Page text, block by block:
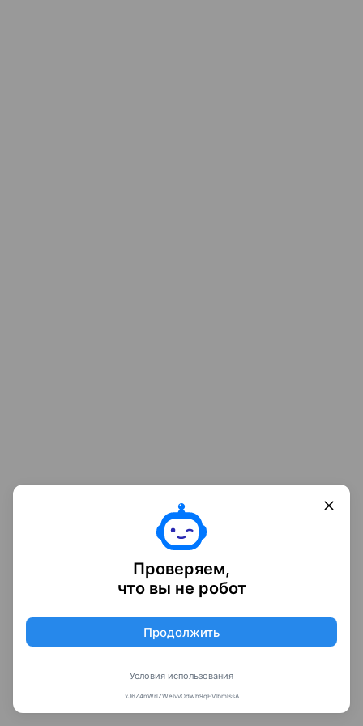
Проверяем,
что вы не робот
Продолжить
Условия использования
xJ6Z4nWrlZWeIvvOdwh9qFVIbmlssA